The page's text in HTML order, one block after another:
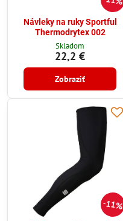
Návleky na ruky Sportful
Thermodrytex 002
Skladom
22,2 €
Zobraziť
11%